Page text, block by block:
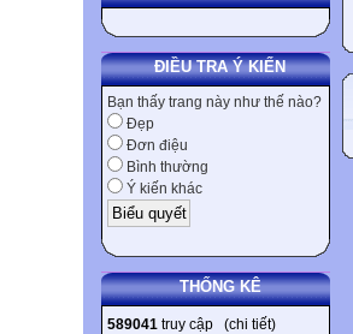
ĐIỀU TRA Ý KIẾN
Bạn thấy trang này như thế nào?
Đẹp
Đơn điệu
Bình thường
Ý kiến khác
THỐNG KÊ
589041 truy cập (chi tiết)